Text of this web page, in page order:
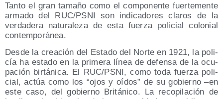
Tan­to el gran tama­ño como el com­po­nen­te fuer­te­men­te
arma­do del RUC/​PSNI son indi­ca­do­res cla­ros de la
ver­da­de­ra natu­ra­le­za de esta fuer­za poli­cial colo­nial
contemporánea.
Des­de la crea­ción del Esta­do del Nor­te en 1921, la poli­
cía ha esta­do en la pri­me­ra línea de defen­sa de la ocu­
pa­ción bir­tá­ni­ca. El RUC/​PSNI, como toda fuer­za poli­
cial, actúa como los “ojos y oídos” de su gobierno –en
este caso, del gobierno Bri­tá­ni­co. La reco­pi­la­ción de